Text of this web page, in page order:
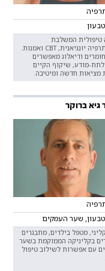
טיפולית המשלבת
פסיכותרפיה יונגיאנית, CBT ואמנות.
ודיאלוג מאפשרים
לתת-מודע, שיקוף הקיים
מציאות חדשה ומיטיבה.
גיא ברוקר
שער העמקים
מטפל בילדים, מתבגרים
בקליניקה הממוקמת בשער
עם אפשרות לשילוב טיפול